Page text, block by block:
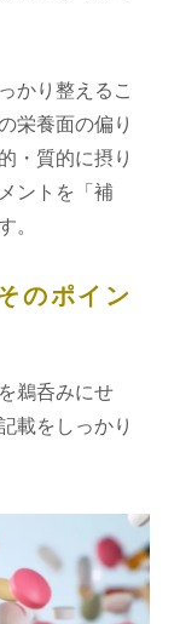
かり整えるこ
栄養面の偏り
・質的に摂り
ントを「補
。
のポイン
鵜呑みにせ
載をしっかり